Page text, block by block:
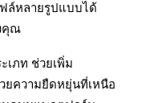
ล์หลายรูปแบบได้
คุณ
เภท ช่วยเพิ่ม
ความยืดหยุ่นที่เหนือ